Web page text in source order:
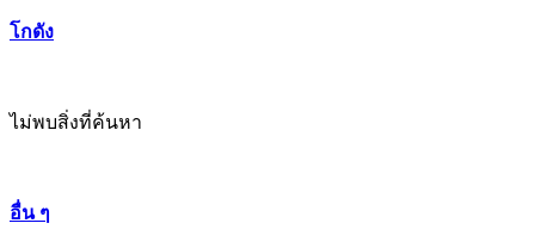
โกดัง
ไม่พบสิ่งที่ค้นหา
อื่น ๆ